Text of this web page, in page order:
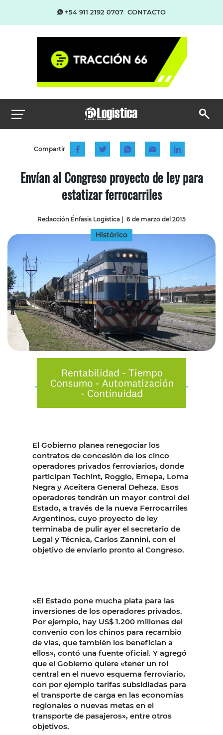
+54 911 2192 0707 CONTACTO
Compartir
Envían al Congreso proyecto de ley para
estatizar ferrocarriles
Redacción Énfasis Logística | 6 de marzo del 2015
Histórico
El Gobierno planea renegociar los
contratos de concesión de los cinco
operadores privados ferroviarios, donde
participan Techint, Roggio, Emepa, Loma
Negra y Aceitera General Deheza. Esos
operadores tendrán un mayor control del
Estado, a través de la nueva Ferrocarriles
Argentinos, cuyo proyecto de ley
terminaba de pulir ayer el secretario de
Legal y Técnica, Carlos Zannini, con el
objetivo de enviarlo pronto al Congreso.
«El Estado pone mucha plata para las
inversiones de los operadores privados.
Por ejemplo, hay US$ 1.200 millones del
convenio con los chinos para recambio
de vías, que también los benefician a
ellos», contó una fuente oficial. Y agregó
que el Gobierno quiere «tener un rol
central en el nuevo esquema ferroviario,
con por ejemplo tarifas subsidiadas para
el transporte de carga en las economías
regionales o nuevas metas en el
transporte de pasajeros», entre otros
objetivos.